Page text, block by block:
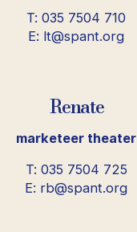
T: 035 7504 710
E: lt@spant.org
Renate
marketeer theater
T: 035 7504 725
E: rb@spant.org